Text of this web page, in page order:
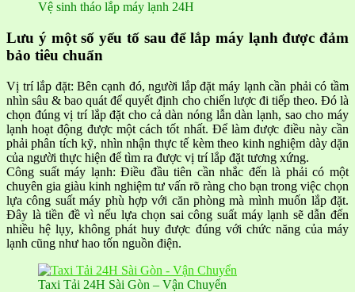
Vệ sinh tháo lắp máy lạnh 24H
Lưu ý một số yếu tố sau để lắp máy lạnh được đảm
bảo tiêu chuẩn
Vị trí lắp đặt: Bên cạnh đó, người lắp đặt máy lạnh cần phải có tầm
nhìn sâu & bao quát để quyết định cho chiến lược đi tiếp theo. Đó là
chọn đúng vị trí lắp đặt cho cả dàn nóng lẫn dàn lạnh, sao cho máy
lạnh hoạt động được một cách tốt nhất. Để làm được điều này cần
phải phân tích kỹ, nhìn nhận thực tế kèm theo kinh nghiệm dày dặn
của người thực hiện để tìm ra được vị trí lắp đặt tương xứng.
Công suất máy lạnh: Điều đầu tiên cần nhắc đến là phải có một
chuyên gia giàu kinh nghiệm tư vấn rõ ràng cho bạn trong việc chọn
lựa công suất máy phù hợp với căn phòng mà mình muốn lắp đặt.
Đây là tiền đề vì nếu lựa chọn sai công suất máy lạnh sẽ dẫn đến
nhiều hệ lụy, không phát huy được đúng với chức năng của máy
lạnh cũng như hao tốn nguồn điện.
Taxi Tải 24H Sài Gòn – Vận Chuyển